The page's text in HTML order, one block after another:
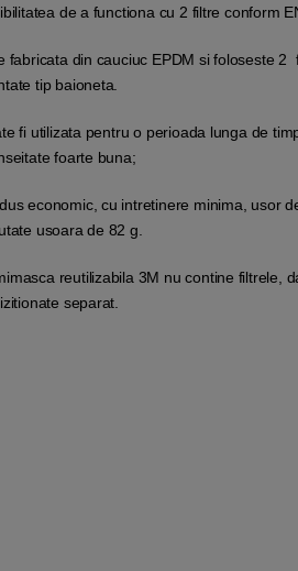
de a functiona cu 2 filtre conform
fabricata din cauciuc EPDM si foloseste 2
tip baioneta.
fi utilizata pentru o perioada lunga de
foarte buna;
economic, cu intretinere minima, usor
usoara de 82 g.
reutilizabila 3M nu contine filtrele,
separat.